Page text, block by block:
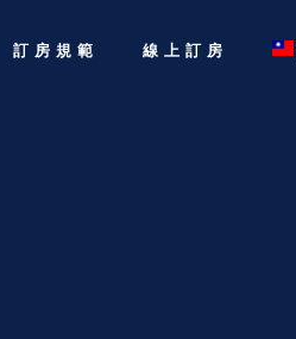
訂房規範 線上訂房